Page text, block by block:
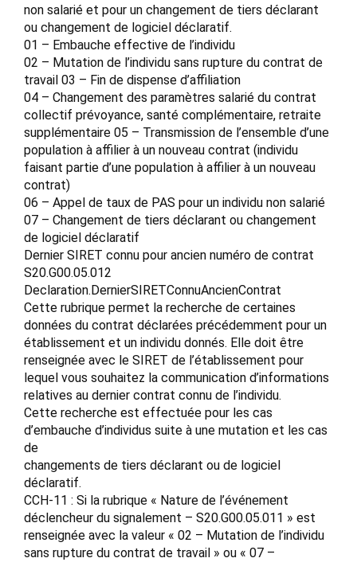
non salarié et pour un changement de tiers déclarant
ou changement de logiciel déclaratif.
01 – Embauche effective de l’individu
02 – Mutation de l’individu sans rupture du contrat de
travail 03 – Fin de dispense d’affiliation
04 – Changement des paramètres salarié du contrat
collectif prévoyance, santé complémentaire, retraite
supplémentaire 05 – Transmission de l’ensemble d’une
population à affilier à un nouveau contrat (individu
faisant partie d’une population à affilier à un nouveau
contrat)
06 – Appel de taux de PAS pour un individu non salarié
07 – Changement de tiers déclarant ou changement
de logiciel déclaratif
Dernier SIRET connu pour ancien numéro de contrat
S20.G00.05.012
Declaration.DernierSIRETConnuAncienContrat
Cette rubrique permet la recherche de certaines
données du contrat déclarées précédemment pour un
établissement et un individu donnés. Elle doit être
renseignée avec le SIRET de l’établissement pour
lequel vous souhaitez la communication d’informations
relatives au dernier contrat connu de l’individu.
Cette recherche est effectuée pour les cas
d’embauche d’individus suite à une mutation et les cas
de
changements de tiers déclarant ou de logiciel
déclaratif.
CCH-11 : Si la rubrique « Nature de l’événement
déclencheur du signalement – S20.G00.05.011 » est
renseignée avec la valeur « 02 – Mutation de l’individu
sans rupture du contrat de travail » ou « 07 –